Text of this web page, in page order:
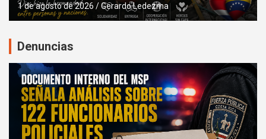
1 de agosto de 2026 Gerardo Ledezma
Denuncias